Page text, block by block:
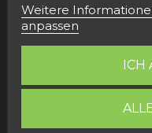
E-Mail
Weitere
anpassen
ICH